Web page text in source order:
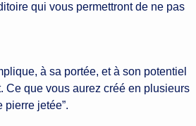
qui vous permettront de ne pas
à sa portée, et à son potentiel
Ce que vous aurez créé en plusieurs
jetée”.